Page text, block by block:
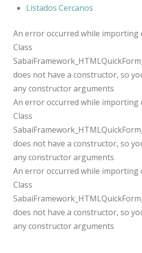
Listados Cercanos
An error occurred while importing
Class
does not have a constructor, so
any constructor arguments
An error occurred while importing
Class
does not have a constructor, so
any constructor arguments
An error occurred while importing
Class
does not have a constructor, so
any constructor arguments